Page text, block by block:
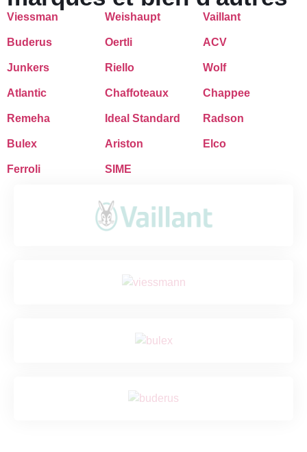
Viessman
Buderus
Junkers
Atlantic
Remeha
Bulex
Ferroli
Weishaupt
Oertli
Riello
Chaffoteaux
Ideal Standard
Ariston
SIME
Vaillant
ACV
Wolf
Chappee
Radson
Elco